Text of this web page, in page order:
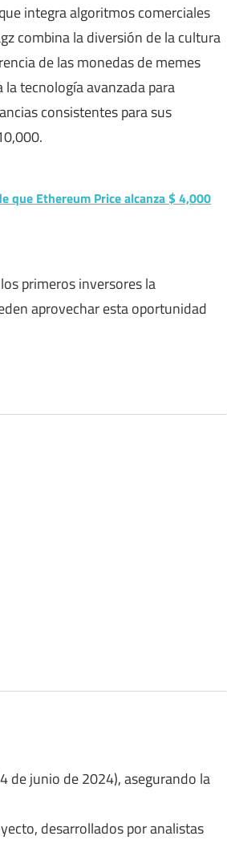
integra algoritmos comerciales
combina la diversión de la cultura
de las monedas de memes
tecnología avanzada para
consistentes para sus
que Ethereum Price alcanza $ 4,000
primeros inversores la
aprovechar esta oportunidad
de junio de 2024), asegurando la
desarrollados por analistas